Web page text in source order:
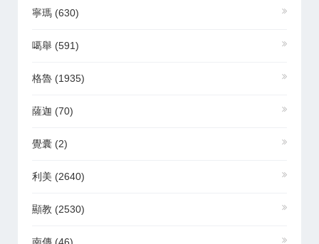
寧瑪 (630)
噶舉 (591)
格魯 (1935)
薩迦 (70)
覺囊 (2)
利美 (2640)
顯教 (2530)